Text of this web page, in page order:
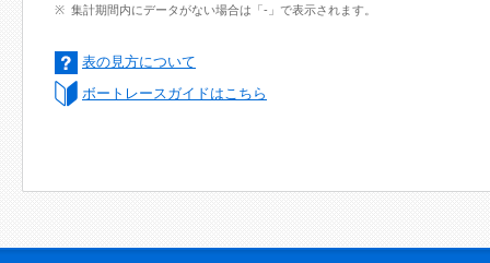
集計期間内にデータがない場合は「-」で表示されます。
表の見方について
ボートレースガイドはこちら